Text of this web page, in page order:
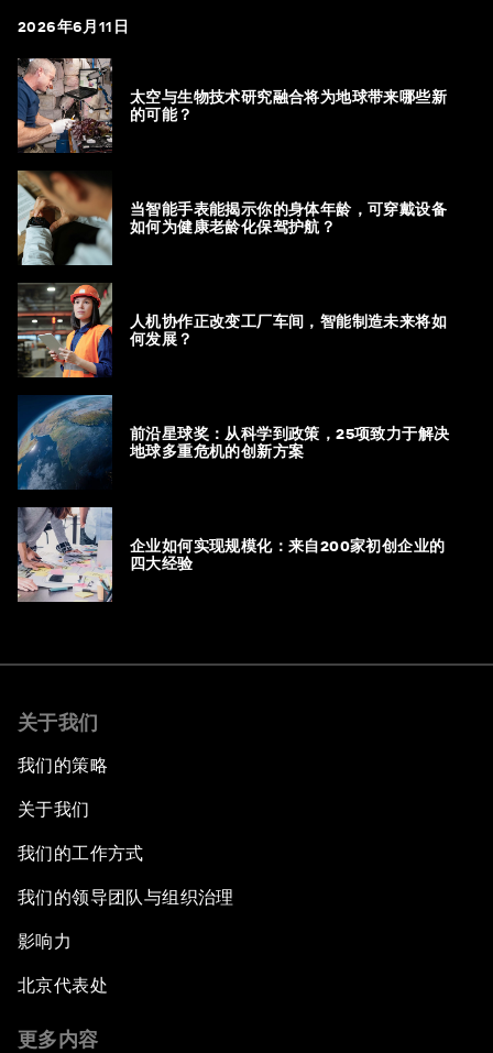
2026年6月11日
太空与生物技术研究融合将为地球带来哪些新
的可能？
当智能手表能揭示你的身体年龄，可穿戴设备
如何为健康老龄化保驾护航？
人机协作正改变工厂车间，智能制造未来将如
何发展？
前沿星球奖：从科学到政策，25项致力于解决
地球多重危机的创新方案
企业如何实现规模化：来自200家初创企业的
四大经验
关于我们
我们的策略
关于我们
我们的工作方式
我们的领导团队与组织治理
影响力
北京代表处
更多内容